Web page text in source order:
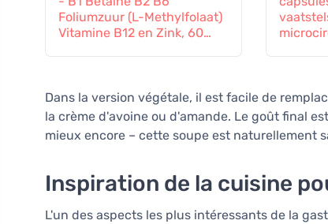
Foliumzuur (L-Methylfolaat)
Vitamine B12 en Zink, 60
Dans la version végétale, il est facile de
la crème d'avoine ou d'amande. Le goût final
mieux encore – cette soupe est naturellement
Inspiration de la cuisine
L'un des aspects les plus intéressants de la